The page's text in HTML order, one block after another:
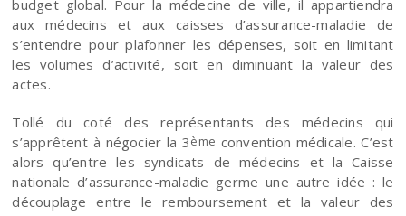
budget global. Pour la médecine de ville, il appartiendra
aux médecins et aux caisses d’assurance-maladie de
s’entendre pour plafonner les dépenses, soit en limitant
les volumes d’activité, soit en diminuant la valeur des
actes.
Tollé du coté des représentants des médecins qui
s’apprêtent à négocier la 3ème convention médicale. C’est
alors qu’entre les syndicats de médecins et la Caisse
nationale d’assurance-maladie germe une autre idée : le
découplage entre le remboursement et la valeur des